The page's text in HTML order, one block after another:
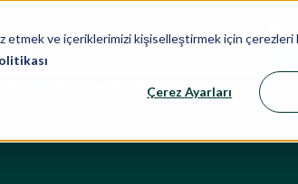
ve içeriklerimizi kişiselleştirmek için çerezleri
Çerez Ayarları
Hizmetler Sektörler
Tüm Müşteriler ve Projeler